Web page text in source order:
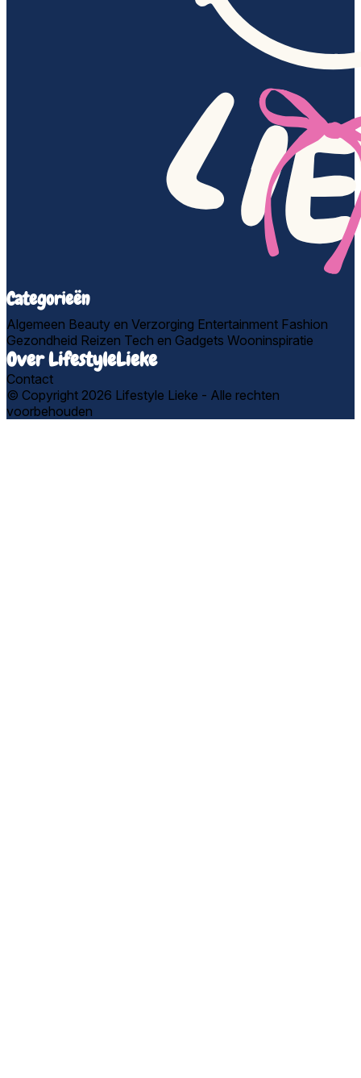
Categorieën
Algemeen Beauty en Verzorging Entertainment Fashion
Gezondheid Reizen Tech en Gadgets Wooninspiratie
Over LifestyleLieke
Contact
© Copyright 2026 Lifestyle Lieke - Alle rechten
voorbehouden